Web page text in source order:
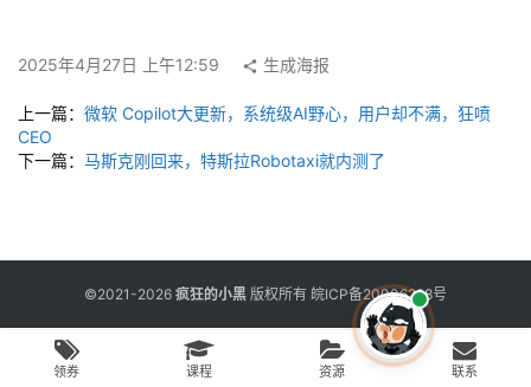
文
2025年4月27日 上午12:59 生成海报
上一篇： 微软 Copilot大更新，系统级AI野心，用户却不满，狂喷
CEO
下一篇： 马斯克刚回来，特斯拉Robotaxi就内测了
©2021-2026 疯狂的小黑 版权所有 皖ICP备20006298号
领券 课程 资源 联系